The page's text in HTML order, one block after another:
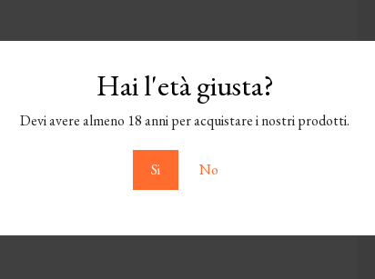
Hai l'età giusta?
Devi avere almeno 18 anni per acquistare i nostri prodotti.
Si No